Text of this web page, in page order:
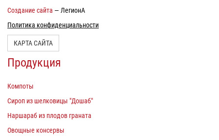
Создание сайта — ЛегионА
Политика конфиденциальности
КАРТА САЙТА
Продукция
Компоты
Сироп из шелковицы "Дошаб"
Наршараб из плодов граната
Овощные консервы